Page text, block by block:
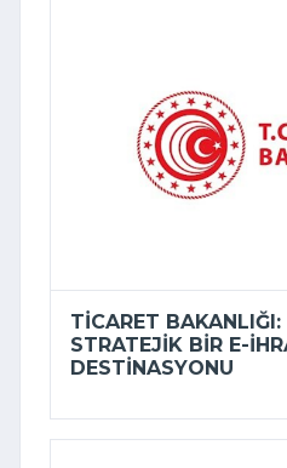
TICARET BAKANLIĞI:
STRATEJIK BIR E-
DESTINASYONU